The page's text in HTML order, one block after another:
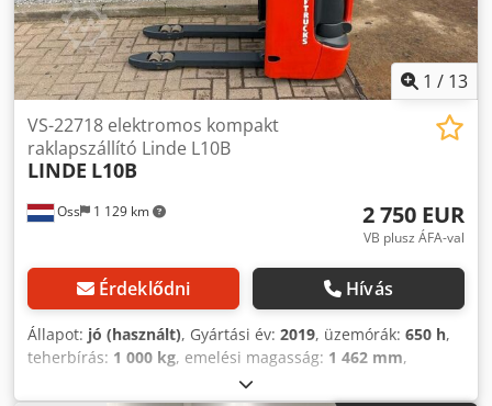
1 / 13
Oss 1 129 km
VS-22718 elektromos kompakt
raklapszállító Linde L10B
LINDE L10B
2 750 EUR
VB plusz ÁFA-val
Érdeklődni Hívás
Állapot: jó (használt), Gyártási év: 2019, üzemórák: 650 h,
teherbírás: 1 000 kg, emelési magasság: 1 462 mm,
elektromos, oszlop típusa: